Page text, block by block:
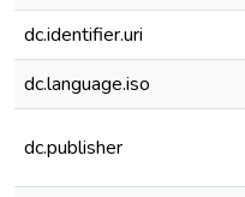
dc.identifier.uri
dc.language.iso
dc.publisher